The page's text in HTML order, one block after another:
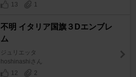
13
1
不明 イタリア国旗３Dエンブレ
ム
ジュリエッタ
hoshinashiさん
12
2